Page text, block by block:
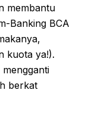
membantu
Banking BCA
kuota ya!).
berkat